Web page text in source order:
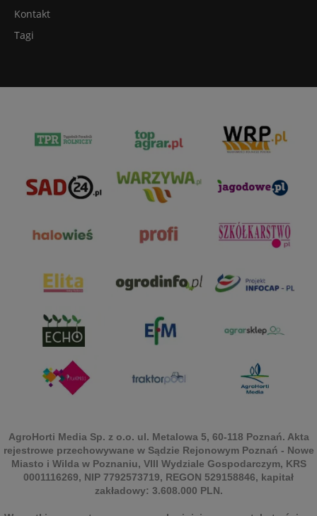
Kontakt
Tagi
AgroHorti Media Sp. z o.o. ul. Metalowa 5, 60-118 Poznań. Akta
rejestrowe przechowywane w Sądzie Rejonowym Poznań - Nowe
Miasto i Wilda w Poznaniu, VIII Wydziale Gospodarczym, KRS
0001116269, NIP 7792573719, REGON 529158846, kapitał
zakładowy: 3.608.000 PLN.